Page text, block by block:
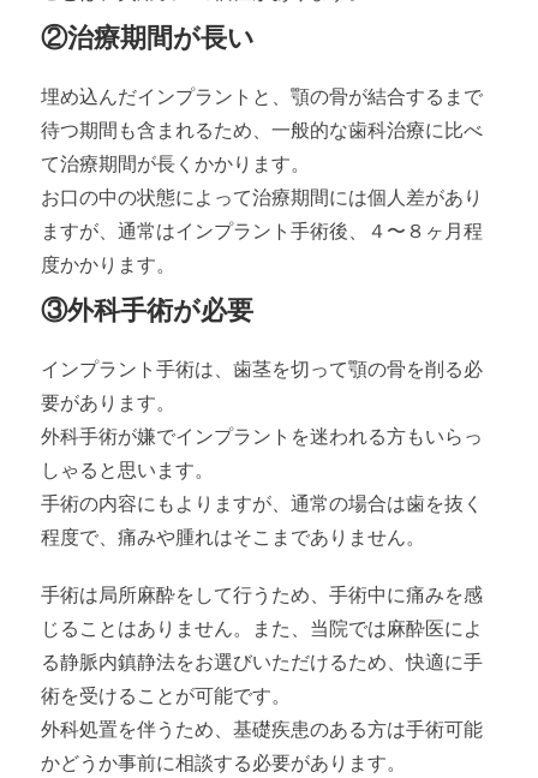
②治療期間が長い
埋め込んだインプラントと、顎の骨が結合するまで
待つ期間も含まれるため、一般的な歯科治療に比べ
て治療期間が長くかかります。
お口の中の状態によって治療期間には個人差があり
ますが、通常はインプラント手術後、４〜８ヶ月程
度かかります。
③外科手術が必要
インプラント手術は、歯茎を切って顎の骨を削る必
要があります。
外科手術が嫌でインプラントを迷われる方もいらっ
しゃると思います。
手術の内容にもよりますが、通常の場合は歯を抜く
程度で、痛みや腫れはそこまでありません。
手術は局所麻酔をして行うため、手術中に痛みを感
じることはありません。また、当院では麻酔医によ
る静脈内鎮静法をお選びいただけるため、快適に手
術を受けることが可能です。
外科処置を伴うため、基礎疾患のある方は手術可能
かどうか事前に相談する必要があります。